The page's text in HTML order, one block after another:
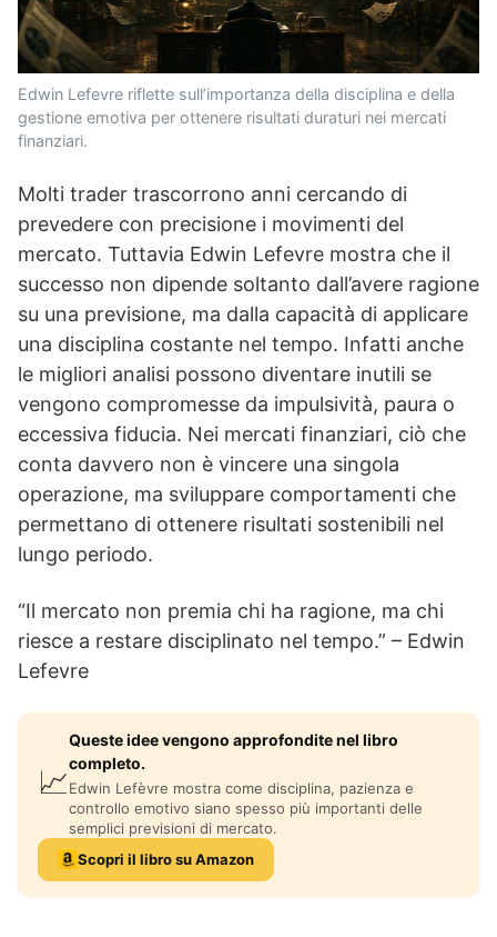
Edwin Lefevre riflette sull’importanza della disciplina e della
gestione emotiva per ottenere risultati duraturi nei mercati
finanziari.
Molti trader trascorrono anni cercando di
prevedere con precisione i movimenti del
mercato. Tuttavia Edwin Lefevre mostra che il
successo non dipende soltanto dall’avere ragione
su una previsione, ma dalla capacità di applicare
una disciplina costante nel tempo. Infatti anche
le migliori analisi possono diventare inutili se
vengono compromesse da impulsività, paura o
eccessiva fiducia. Nei mercati finanziari, ciò che
conta davvero non è vincere una singola
operazione, ma sviluppare comportamenti che
permettano di ottenere risultati sostenibili nel
lungo periodo.
“Il mercato non premia chi ha ragione, ma chi
riesce a restare disciplinato nel tempo.” – Edwin
Lefevre
📈
Queste idee vengono approfondite nel libro
completo.
Edwin Lefèvre mostra come disciplina, pazienza e
controllo emotivo siano spesso più importanti delle
semplici previsioni di mercato.
Scopri il libro su Amazon